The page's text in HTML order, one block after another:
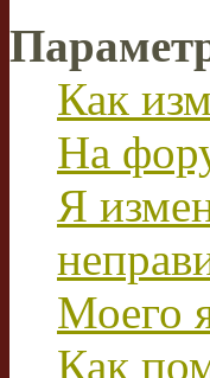
Как
На
Я
Моего
Как